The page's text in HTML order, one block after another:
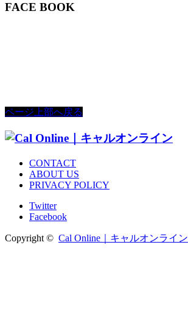
FACE BOOK
ページ上部へ戻る
CONTACT
ABOUT US
PRIVACY POLICY
Twitter
Facebook
Copyright © Cal Online｜キャルオンライン